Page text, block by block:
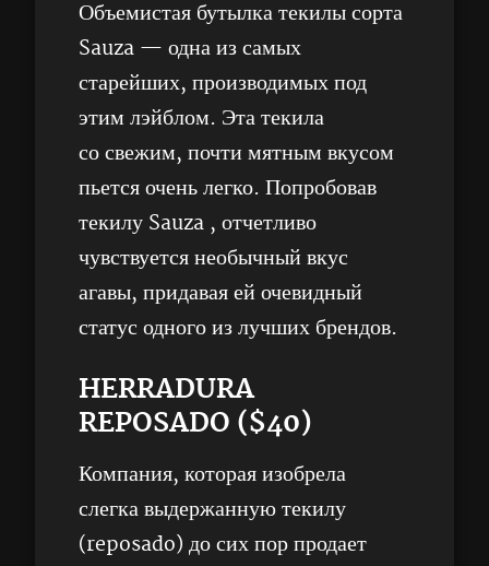
Объемистая бутылка текилы сорта
Sauza — одна из самых
старейших, производимых под
этим лэйблом. Эта текила
со свежим, почти мятным вкусом
пьется очень легко. Попробовав
текилу Sauza , отчетливо
чувствуется необычный вкус
агавы, придавая ей очевидный
статус одного из лучших брендов.
HERRADURA
REPOSADO ($40)
Компания, которая изобрела
слегка выдержанную текилу
(reposado) до сих пор продает